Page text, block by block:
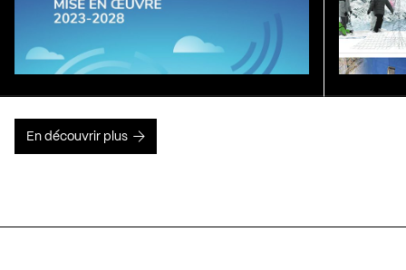
En découvrir plus